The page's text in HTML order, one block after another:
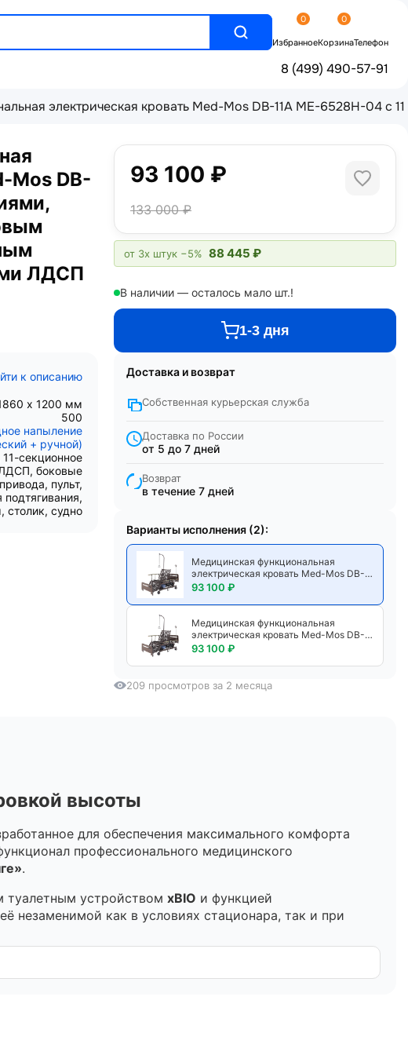
0
Избранное
0
КорзинаТелефон
8 (499) 490-57-91
электрическая кровать Med-Mos DB-11А МЕ-6528Н-04 с
Mos DB-
ЛДСП
к описанию
х 1200 мм
500
напыление
+ ручной)
секционное
боковые
пульт,
подтягивания,
столик, судно
93 100 ₽
133 000 ₽
от 3х штук −5% 88 445 ₽
В наличии — осталось мало шт.!
1-3 дня
Доставка и возврат
Собственная курьерская служба
Доставка по России
от 5 до 7 дней
Возврат
в течение 7 дней
Варианты исполнения (2):
Медицинская функциональная
электрическая кровать Med-Mos DB-
11А МЕ-6528Н-04 с 11 секциями,
переворачиванием, туалетным
устройством xBIO и спинками ЛДСП
венге, с матрасом
93 100 ₽
Медицинская функциональная
электрическая кровать Med-Mos DB-
11А МЕ-6528Н-04 с 11 секциями,
переворачиванием, туалетным
устройством xBIO и спинками ЛДСП
венге
93 100 ₽
209 просмотров за 2 месяца
высоты
для обеспечения максимального комфорта
профессионального медицинского
.
туалетным устройством xBIO и функцией
незаменимой как в условиях стационара, так и при